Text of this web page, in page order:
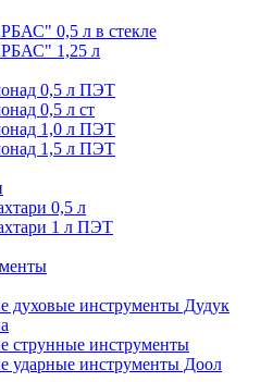
0,5 л в стекле
1,25 л
0,5 л ПЭТ
0,5 л ст
1,0 л ПЭТ
1,5 л ПЭТ
0,5 л
1 л ПЭТ
духовые инструменты Дудук
струнные инструменты
ударные инструменты Доол